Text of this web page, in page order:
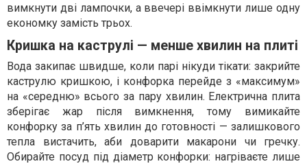
вимкнути дві лампочки, а ввечері ввімкнути лише одну
економку замість трьох.
Кришка на каструлі — менше хвилин на плиті
Вода закипає швидше, коли парі нікуди тікати: закрийте
каструлю кришкою, і конфорка перейде з «максимум»
на «середню» всього за пару хвилин. Електрична плита
зберігає жар після вимкнення, тому вимикайте
конфорку за п’ять хвилин до готовності — залишкового
тепла вистачить, аби доварити макарони чи гречку.
Обирайте посуд під діаметр конфорки: нагріваєте лише